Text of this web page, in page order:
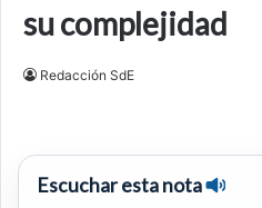
su complejidad
Redacción SdE
Escuchar esta nota